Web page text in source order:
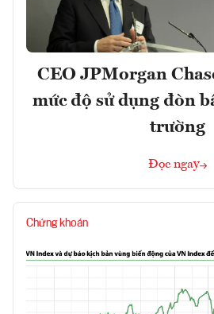
CEO JPMorgan
mức độ sử dụng đòn
trường
Đọc ngay
Chứng khoán